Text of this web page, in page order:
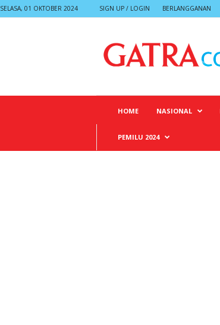
SELASA, 01 OKTOBER 2024 SIGN UP / LOGIN BERLANGGANAN
HOME NASIONAL
PEMILU 2024